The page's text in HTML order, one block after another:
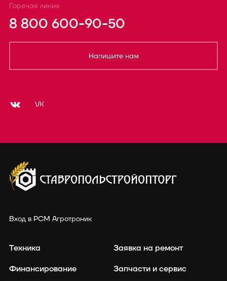
Горячая линия
8 800 600-90-50
Напишите нам
VK
Вход в РСМ Агротроник
Техника
Финансирование
Заявка на ремонт
Запчасти и сервис